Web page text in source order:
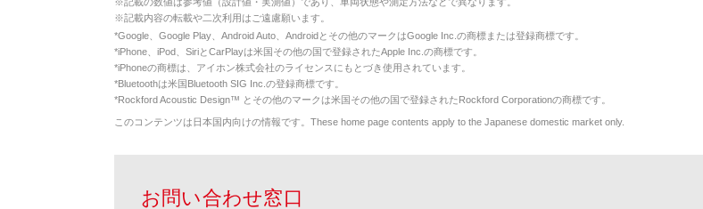
※記載内容の転載や二次利用はご遠慮願います。
*Google、Google Play、Android Auto、Androidとその他のマークはGoogle Inc.の商標または登録商標です。
*iPhone、iPod、SiriとCarPlayは米国その他の国で登録されたApple Inc.の商標です。
*iPhoneの商標は、アイホン株式会社のライセンスにもとづき使用されています。
*Bluetoothは米国Bluetooth SIG Inc.の登録商標です。
*Rockford Acoustic Design™ とその他のマークは米国その他の国で登録されたRockford Corporationの商標です。
このコンテンツは日本国内向けの情報です。These home page contents apply to the Japanese domestic market only.
お問い合わせ窓口